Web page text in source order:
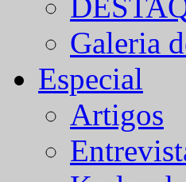
Galeria
Especial
Artigos